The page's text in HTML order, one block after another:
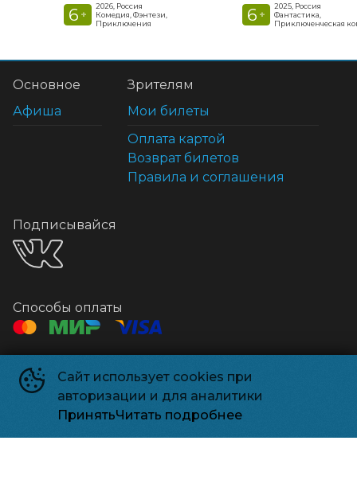
6 +
2026, Россия
Комедия, Фэнтези,
Приключения
6 +
2025, Россия
Фантастика,
Приключенческая
Сайт использует cookies при
авторизации и для аналитики
ПринятьЧитать подробнее
Основное
Афиша
Зрителям
Мои билеты
Оплата картой
Возврат билетов
Правила и соглашения
Подписывайся
Способы оплаты
Контакты
Касса
+7 925-18-38499
relizpark_solnechnogorsk@mail.ru